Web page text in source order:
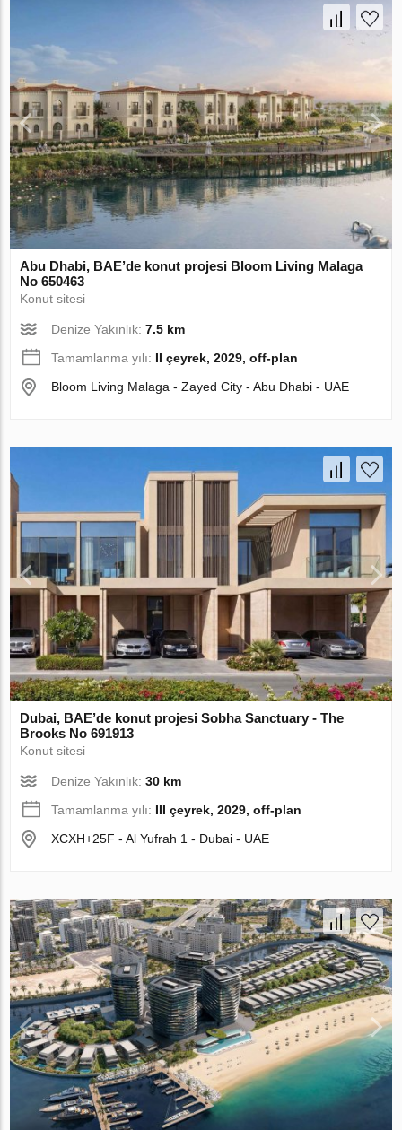
Abu Dhabi, BAE’de konut projesi Bloom Living Malaga
No 650463
Konut sitesi
Denize Yakınlık:7.5 km
Tamamlanma yılı: II çeyrek, 2029, off-plan
Bloom Living Malaga - Zayed City - Abu Dhabi - UAE
Dubai, BAE’de konut projesi Sobha Sanctuary - The
Brooks No 691913
Konut sitesi
Denize Yakınlık:30 km
Tamamlanma yılı: III çeyrek, 2029, off-plan
XCXH+25F - Al Yufrah 1 - Dubai - UAE